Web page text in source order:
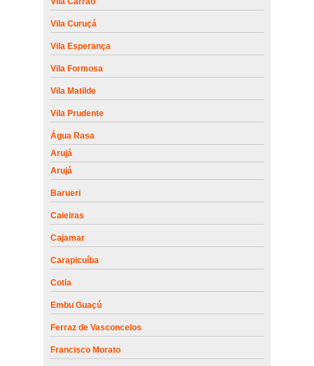
Vila Curuçá
Vila Esperança
Vila Formosa
Vila Matilde
Vila Prudente
Água Rasa
Arujá
Arujá
Barueri
Caieiras
Cajamar
Carapicuíba
Cotia
Embu Guaçú
Ferraz de Vasconcelos
Francisco Morato